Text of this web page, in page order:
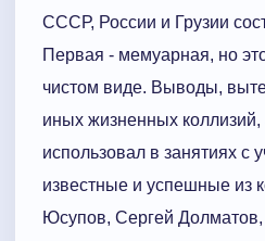
СССР, России и Грузии
Первая - мемуарная, но
чистом виде. Выводы,
иных жизненных
использовал в занятиях с
известные и успешные из
Юсупов, Сергей